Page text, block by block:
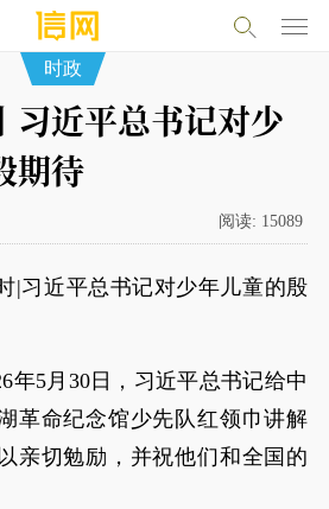
时政
习近平总书记对少
期待
阅读: 15089
|习近平总书记对少年儿童的殷
年5月30日，习近平总书记给中
革命纪念馆少先队红领巾讲解
亲切勉励，并祝他们和全国的